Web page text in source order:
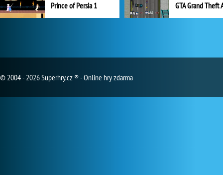
Prince of Persia 1 GTA Grand Theft
© 2004 - 2026 Superhry.cz ® - Online hry zdarma